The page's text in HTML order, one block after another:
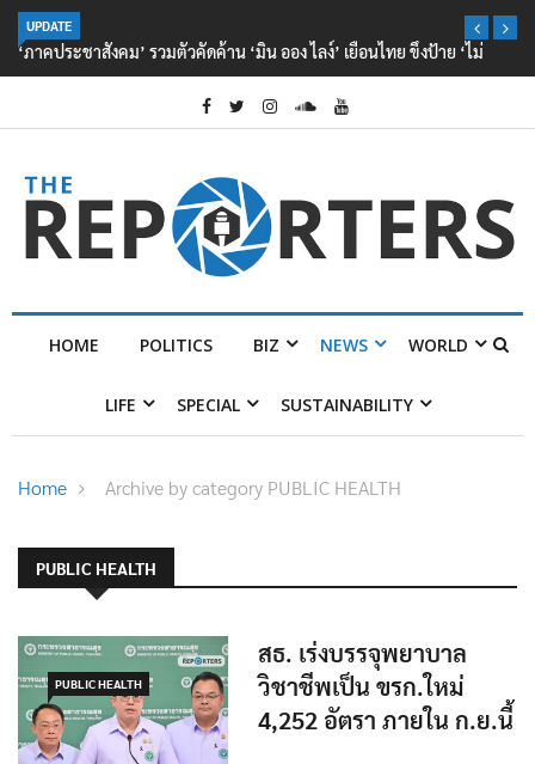
UPDATE
‘ภาคประชาสังคม’ รวมตัวคัดค้าน ‘มิน ออง ไลง์’ เยือนไทย ขึงป้าย ‘ไม่
ต้อนรับอาชญากร’
PUBLIC HEALTH
PUBLIC HEALTH
สธ. เร่งบรรจุพยาบาล
วิชาชีพเป็น ขรก.ใหม่
4,252 อัตรา ภายใน ก.ย.นี้